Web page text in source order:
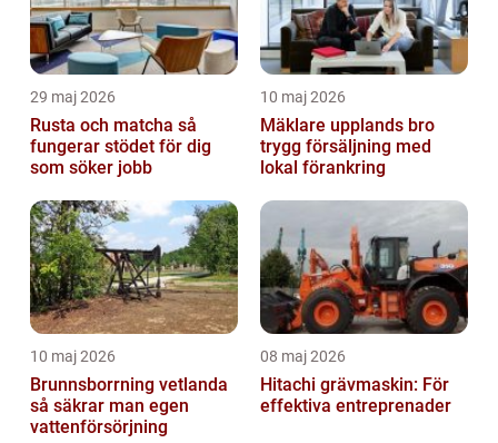
29 maj 2026
Rusta och matcha så
fungerar stödet för dig
som söker jobb
10 maj 2026
Mäklare upplands bro
trygg försäljning med
lokal förankring
10 maj 2026
Brunnsborrning vetlanda
så säkrar man egen
vattenförsörjning
08 maj 2026
Hitachi grävmaskin: För
effektiva entreprenader